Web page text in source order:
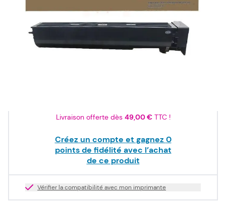
A8H5050 / TN-812Konica Minolta - noir - toner de marque
85,50 €TTC
Livraison offerte dès 49,00 €TTC !
Créez un compte et gagnez 0
points de fidélité avec l’achat
de ce produit
Vérifier la compatibilité avec mon imprimante